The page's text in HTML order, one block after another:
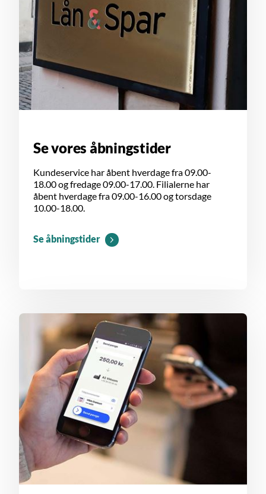
Se vores åbningstider
Kundeservice har åbent hverdage fra 09.00-
18.00 og fredage 09.00-17.00. Filialerne har
åbent hverdage fra 09.00-16.00 og torsdage
10.00-18.00.
Se åbningstider